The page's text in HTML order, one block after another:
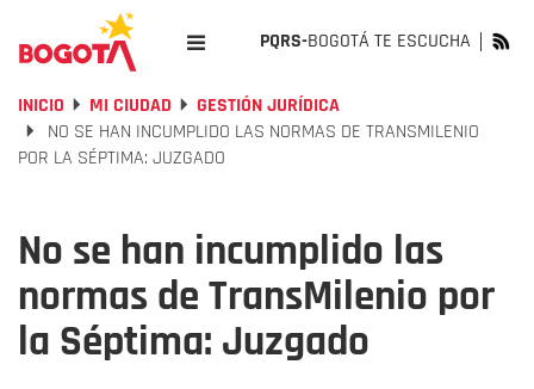
PQRS-BOGOTÁ TE ESCUCHA
INICIO MI CIUDAD
GESTIÓN JURÍDICA
NO SE HAN INCUMPLIDO LAS NORMAS DE TRANSMILENIO
POR LA SÉPTIMA: JUZGADO
No se han incumplido las
normas de TransMilenio por
la Séptima: Juzgado